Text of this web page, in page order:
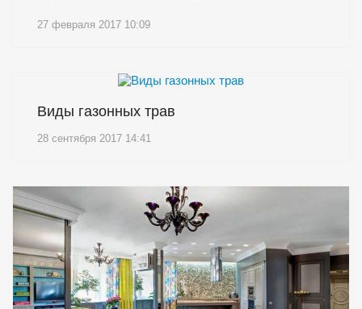
27 февраля 2017 10:09
Виды газонных трав
28 сентября 2017 14:41